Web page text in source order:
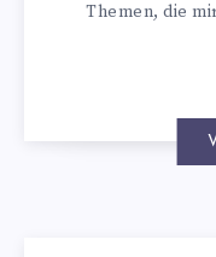
Themen, die